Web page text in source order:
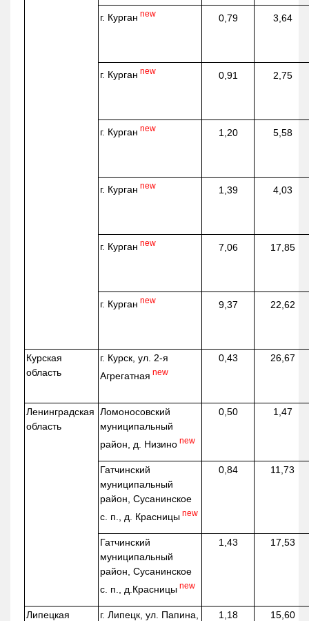
г. Курган new 0,79 3,64
г. Курган new 0,91 2,75
г. Курган new 1,20 5,58
г. Курган new 1,39 4,03
г. Курган new 7,06 17,85
г. Курган new 9,37 22,62
Курская
область
г. Курск, ул. 2-я
Агрегатная new
0,43 26,67
Ленинградская
область
Ломоносовский
муниципальный
район, д. Низино new
0,50 1,47
Гатчинский
муниципальный
район, Сусанинское
с. п., д. Красницы new
0,84 11,73
Гатчинский
муниципальный
район, Сусанинское
с. п.,д.Красницы new
1,43 17,53
Липецкая
г. Липецк, ул. Папина,
1,18 15,60